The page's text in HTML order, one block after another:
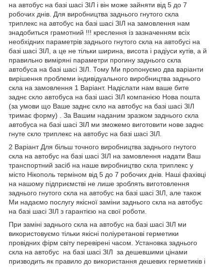
на автобус на базі шасі ЗІЛ і він може зайняти від 5 до 7
робочих днів. Для виробництва заднього гнутого скла
триплекс на автобус на базі шасі ЗІЛ на замовлення нам
знадобиться грамотний !!! креслення із зазначенням всіх
необхідних параметрів заднього гнутого скла на автобусі на
базі шасі ЗІЛ, а це не тільки ширина, висота і радіуси кутів, а й
правильно виміряні параметри прогину заднього скла
автобуса на базі шасі ЗІЛ. Тому Ми пропонуємо два варіанти
вирішення проблеми індивідуального виробництва заднього
скла на замовлення 1 Варіант. Надіслати нам ваше бите
заднє скло автобуса на базі шасі ЗІЛ компанією Нова пошта
(за умови що Ваше заднє скло на автобус на базі шасі ЗІЛ
тримає форму) . За Вашим наданим зразком заднього скла
автобуса на базі шасі ЗІЛ ми зможемо виготовити нове заднє
гнуте скло триплекс на автобус на базі шасі ЗІЛ.
2 Варіант Для більш точного виробництва заднього гнутого
скла на автобус на базі шасі ЗІЛ на замовлення надати Ваш
транспортний засіб на наше виробництво скла триплекс у
місто Нікополь терміном від 5 до 7 робочих днів. Наші фахівці
на нашому підприємстві не лише зроблять виготовлення
заднього гнутого скла на автобус на базі шасі ЗІЛ, але також
Ми надаємо послугу якісної заміни заднього скла на автобус
на базі шасі ЗІЛ з гарантією на свої роботи.
При заміні заднього скла на автобус на базі шасі ЗІЛ ми
використовуємо тільки якісні поліуретанові герметики
провідних фірм світу перевірені часом. Установка заднього
скла на автобус на базі шасі ЗІЛ за дешевшими цінами
призводить як правило до використання дешевих герметиків і